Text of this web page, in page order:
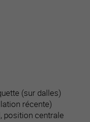
(sur dalles)
récente)
position centrale